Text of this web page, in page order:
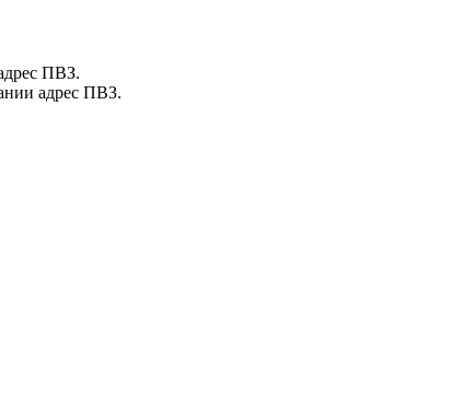
ПВЗ.
адрес ПВЗ.